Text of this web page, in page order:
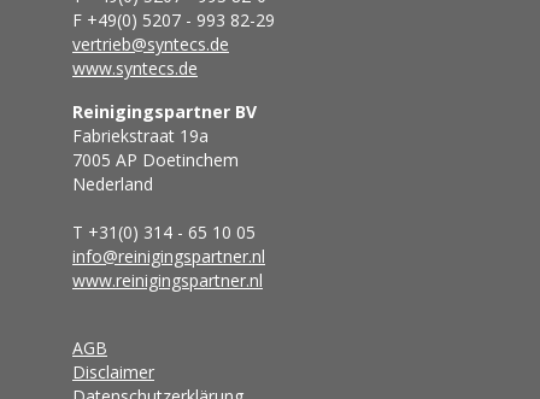
F +49(0) 5207 - 993 82-29
vertrieb@syntecs.de
www.syntecs.de
Reinigingspartner BV
Fabriekstraat 19a
7005 AP Doetinchem
Nederland
T +31(0) 314 - 65 10 05
info@reinigingspartner.nl
www.reinigingspartner.nl
AGB
Disclaimer